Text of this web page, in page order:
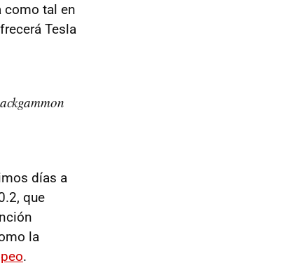
como tal en
Tesla
días a
que
la
.